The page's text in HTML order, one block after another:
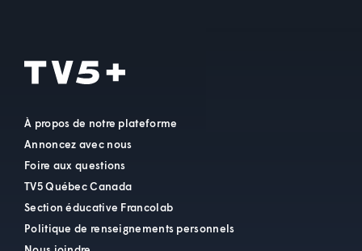
À propos de notre plateforme
Annoncez avec nous
Foire aux questions
TV5 Québec Canada
Section éducative Francolab
Politique de renseignements personnels